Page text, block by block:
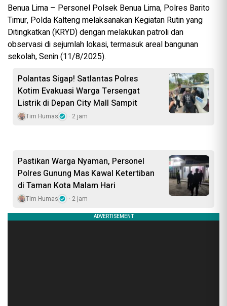
Benua Lima – Personel Polsek Benua Lima, Polres Barito
Timur, Polda Kalteng melaksanakan Kegiatan Rutin yang
Ditingkatkan (KRYD) dengan melakukan patroli dan
observasi di sejumlah lokasi, termasuk areal bangunan
sekolah, Senin (11/8/2025).
Polantas Sigap! Satlantas Polres
Kotim Evakuasi Warga Tersengat
Listrik di Depan City Mall Sampit
Tim Humas 2 jam
Pastikan Warga Nyaman, Personel
Polres Gunung Mas Kawal Ketertiban
di Taman Kota Malam Hari
Tim Humas 2 jam